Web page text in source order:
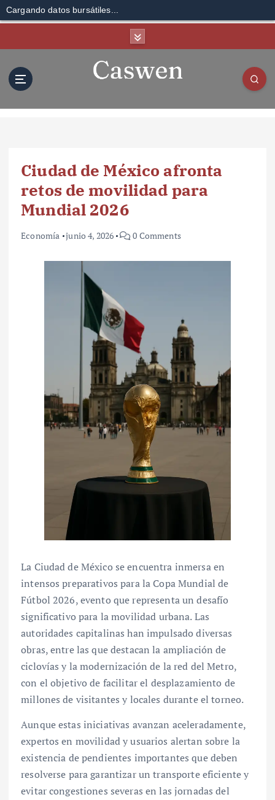
Cargando datos bursátiles...
Ciudad de México afronta
retos de movilidad para
Mundial 2026
Economía junio 4, 2026 0 Comments
La Ciudad de México se encuentra inmersa en
intensos preparativos para la Copa Mundial de
Fútbol 2026, evento que representa un desafío
significativo para la movilidad urbana. Las
autoridades capitalinas han impulsado diversas
obras, entre las que destacan la ampliación de
ciclovías y la modernización de la red del Metro,
con el objetivo de facilitar el desplazamiento de
millones de visitantes y locales durante el torneo.
Aunque estas iniciativas avanzan aceleradamente,
expertos en movilidad y usuarios alertan sobre la
existencia de pendientes importantes que deben
resolverse para garantizar un transporte eficiente y
evitar congestiones severas en las jornadas del